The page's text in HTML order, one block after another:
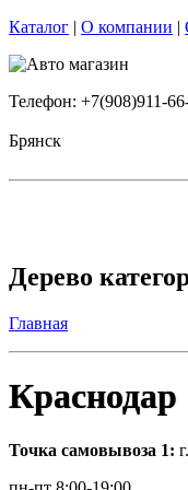
Каталог | О компании |
Телефон: +7(908)911-
Брянск
Дерево
Главная
Краснодар
Точка самовывоза 1: